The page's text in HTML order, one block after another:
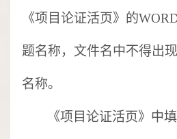
《项目论证活页》的
题名称，文件名中不得出
名称。
《项目论证活页》中